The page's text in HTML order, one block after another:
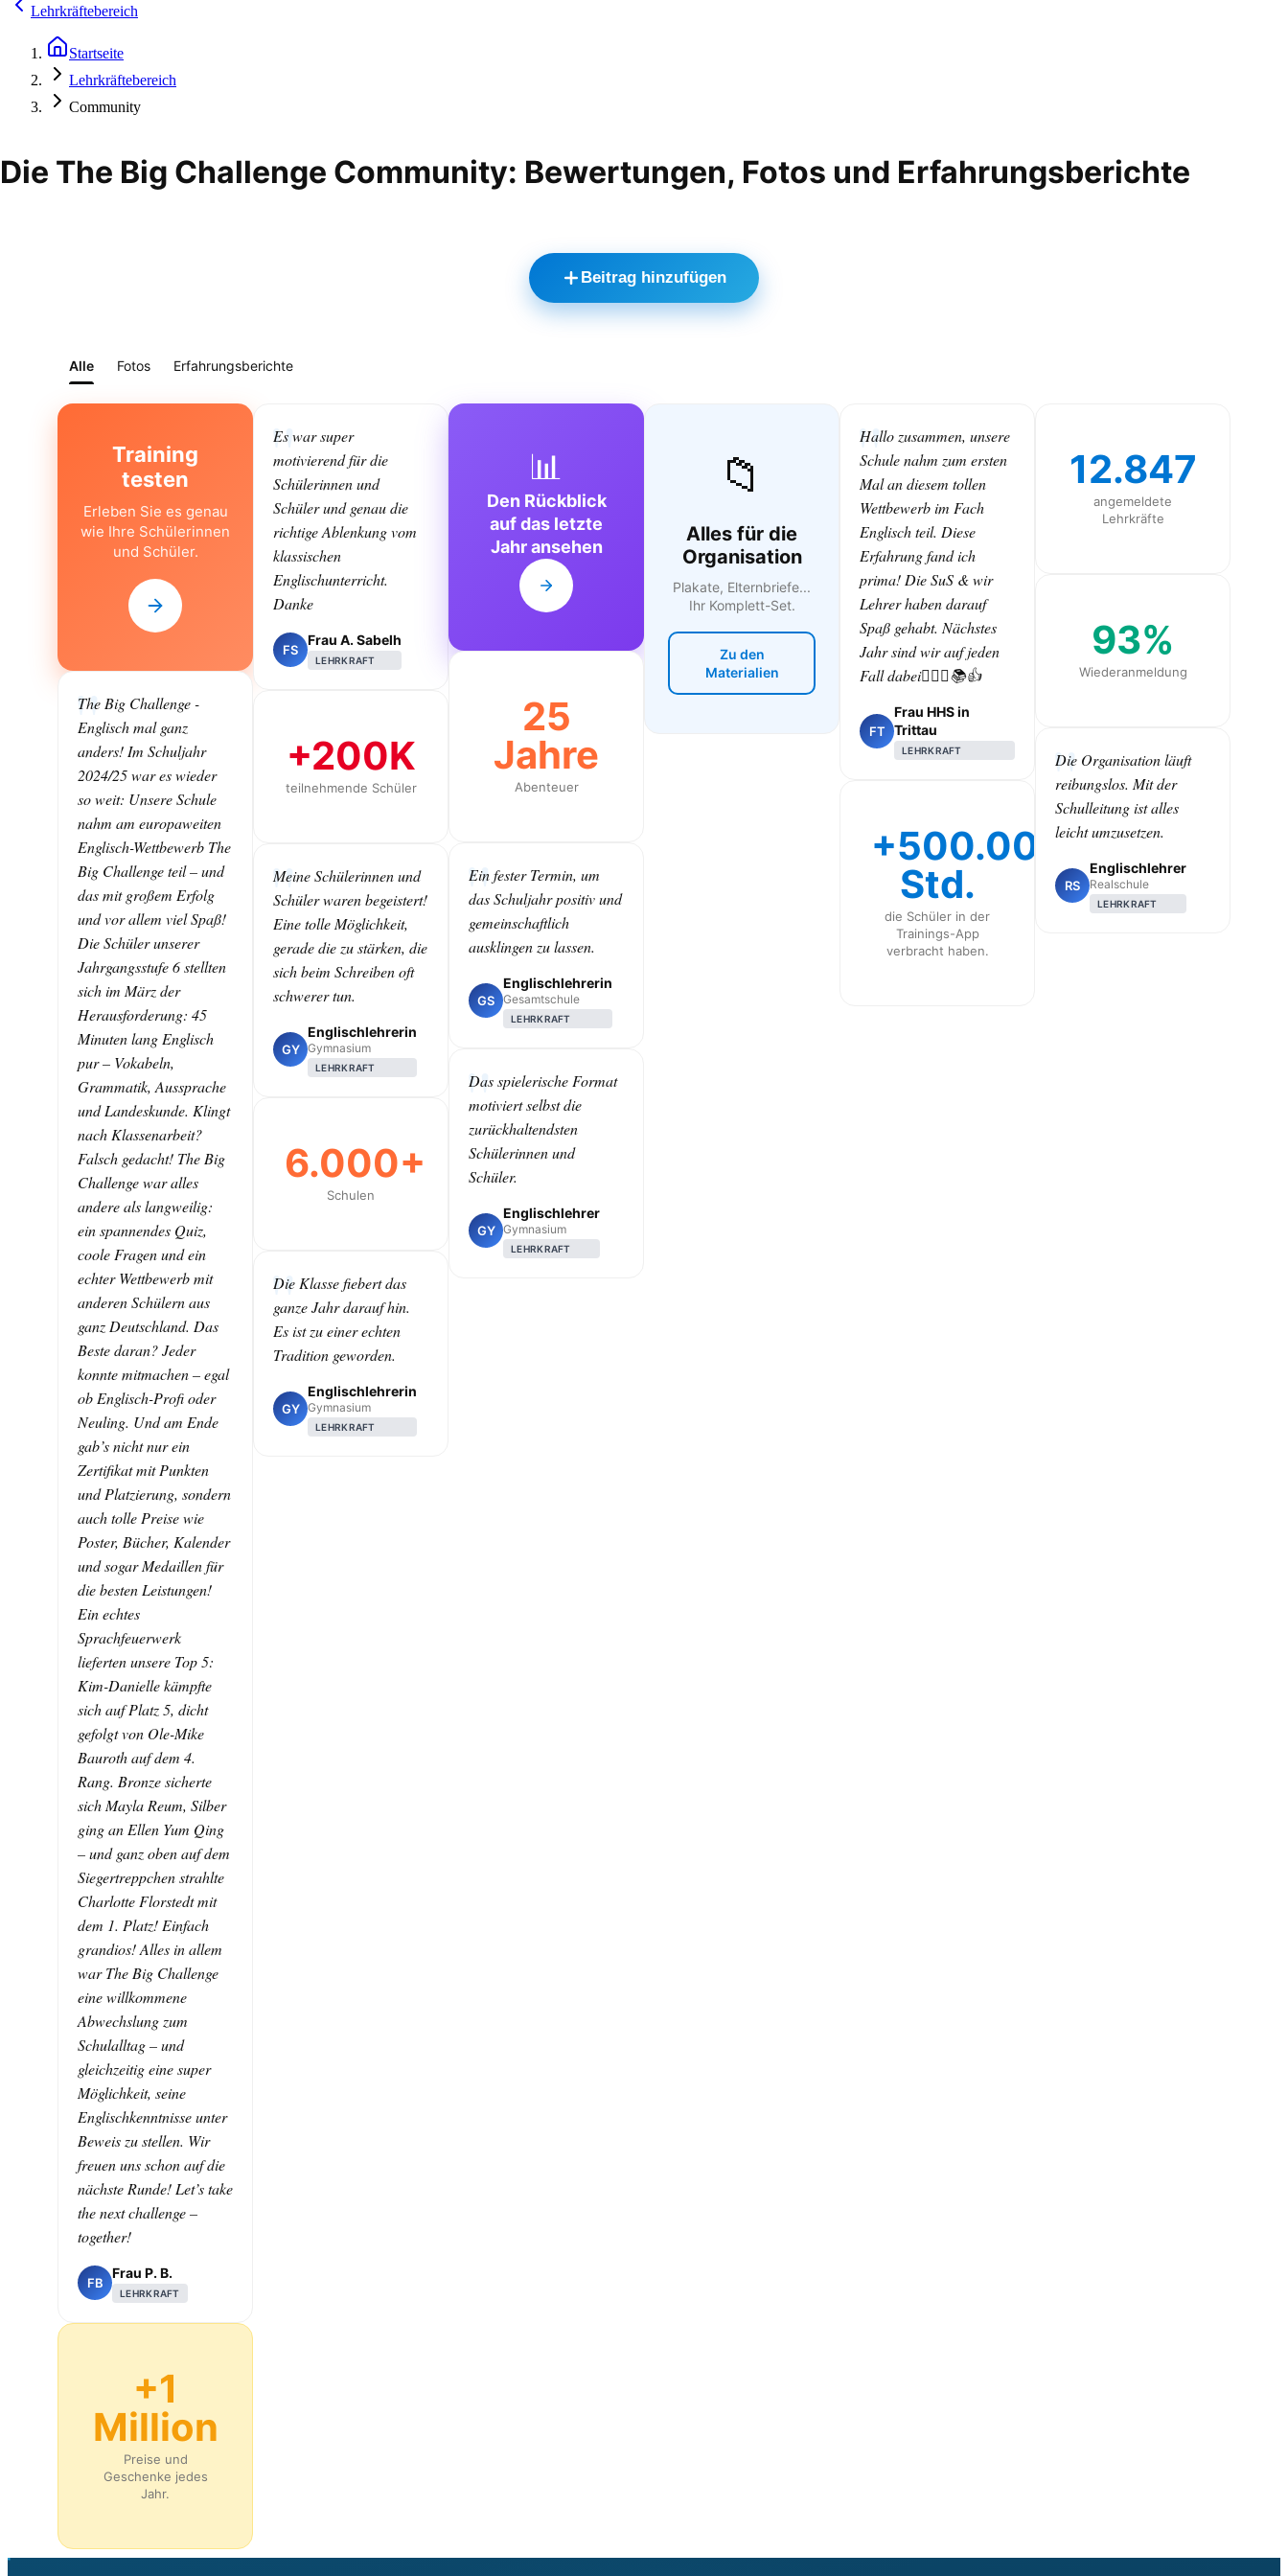
Lehrkräftebereich
Startseite
Lehrkräftebereich
Community
Die The Big Challenge Community: Bewertungen, Fotos und Erfahrungsberichte
Beitrag hinzufügen
Alle Fotos Erfahrungsberichte
Training
testen
Erleben Sie es genau
wie Ihre Schülerinnen
und Schüler.
The Big Challenge -
Englisch mal ganz
anders! Im Schuljahr
2024/25 war es wieder
so weit: Unsere Schule
nahm am europaweiten
Englisch-Wettbewerb The
Big Challenge teil – und
das mit großem Erfolg
und vor allem viel Spaß!
Die Schüler unserer
Jahrgangsstufe 6 stellten
sich im März der
Herausforderung: 45
Minuten lang Englisch
pur – Vokabeln,
Grammatik, Aussprache
und Landeskunde. Klingt
nach Klassenarbeit?
Falsch gedacht! The Big
Challenge war alles
andere als langweilig:
ein spannendes Quiz,
coole Fragen und ein
echter Wettbewerb mit
anderen Schülern aus
ganz Deutschland. Das
Beste daran? Jeder
konnte mitmachen – egal
ob Englisch-Profi oder
Neuling. Und am Ende
gab’s nicht nur ein
Zertifikat mit Punkten
und Platzierung, sondern
auch tolle Preise wie
Poster, Bücher, Kalender
und sogar Medaillen für
die besten Leistungen!
Ein echtes
Sprachfeuerwerk
lieferten unsere Top 5:
Kim-Danielle kämpfte
sich auf Platz 5, dicht
gefolgt von Ole-Mike
Bauroth auf dem 4.
Rang. Bronze sicherte
sich Mayla Reum, Silber
ging an Ellen Yum Qing
– und ganz oben auf dem
Siegertreppchen strahlte
Charlotte Florstedt mit
dem 1. Platz! Einfach
grandios! Alles in allem
war The Big Challenge
eine willkommene
Abwechslung zum
Schulalltag – und
gleichzeitig eine super
Möglichkeit, seine
Englischkenntnisse unter
Beweis zu stellen. Wir
freuen uns schon auf die
nächste Runde! Let’s take
the next challenge –
together!
FB
Frau P. B.
LEHRKRAFT
+1
Million
Preise und
Geschenke jedes
Jahr.
Es war super
motivierend für die
Schülerinnen und
Schüler und genau die
richtige Ablenkung vom
klassischen
Englischunterricht.
Danke
FS
Frau A. Sabelh
LEHRKRAFT
+200K
teilnehmende Schüler
Meine Schülerinnen und
Schüler waren begeistert!
Eine tolle Möglichkeit,
gerade die zu stärken, die
sich beim Schreiben oft
schwerer tun.
GY
Englischlehrerin
Gymnasium
LEHRKRAFT
6.000+
Schulen
Die Klasse fiebert das
ganze Jahr darauf hin.
Es ist zu einer echten
Tradition geworden.
GY
Englischlehrerin
Gymnasium
LEHRKRAFT
📊
Den Rückblick
auf das letzte
Jahr ansehen
25
Jahre
Abenteuer
Ein fester Termin, um
das Schuljahr positiv und
gemeinschaftlich
ausklingen zu lassen.
GS
Englischlehrerin
Gesamtschule
LEHRKRAFT
Das spielerische Format
motiviert selbst die
zurückhaltendsten
Schülerinnen und
Schüler.
GY
Englischlehrer
Gymnasium
LEHRKRAFT
📁
Alles für die
Organisation
Plakate, Elternbriefe...
Ihr Komplett-Set.
Zu den
Materialien
Hallo zusammen, unsere
Schule nahm zum ersten
Mal an diesem tollen
Wettbewerb im Fach
Englisch teil. Diese
Erfahrung fand ich
prima! Die SuS & wir
Lehrer haben darauf
Spaß gehabt. Nächstes
Jahr sind wir auf jeden
Fall dabei🙋🏻‍♀️📚👍
FT
Frau HHS in
Trittau
LEHRKRAFT
+500.000
Std.
die Schüler in der
Trainings-App
verbracht haben.
12.847
angemeldete
Lehrkräfte
93%
Wiederanmeldung
Die Organisation läuft
reibungslos. Mit der
Schulleitung ist alles
leicht umzusetzen.
RS
Englischlehrer
Realschule
LEHRKRAFT